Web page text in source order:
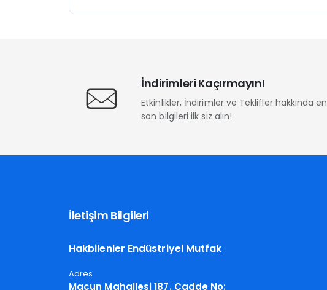
İndirimleri Kaçırmayın!
Etkinlikler, İndirimler ve Teklifler hakkında en
son bilgileri ilk siz alın!
İletişim Bilgileri
Hakbilenler Endüstriyel Mutfak
Adres
Macun Mahallesi 187. Cadde No: